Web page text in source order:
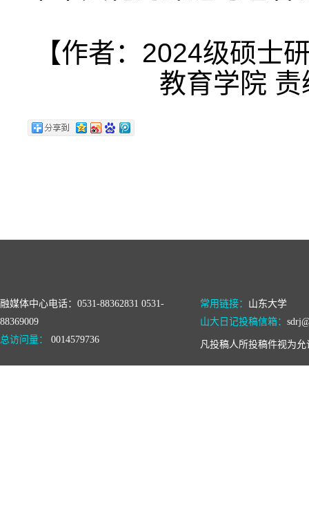
【作者：2024级硕士
教育学院
融媒体中心电话：0531-88362831 0531-
88369009
常用链接： 山东大学
山大日记投稿信箱：
总访问量：
0014579736 凡投稿人所投稿件视为